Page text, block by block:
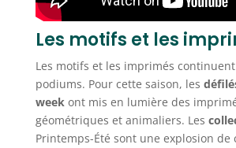
Les motifs et les
Les motifs et les imprimés
podiums. Pour cette saison, les
weekont mis en lumière des
géométriques et animaliers. Les
Printemps-Été sont une explosion de